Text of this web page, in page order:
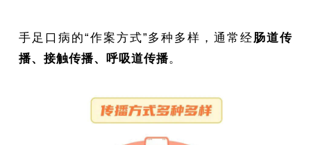
手足口病的“作案方式”多种多样，通常经肠道传
播、接触传播、呼吸道传播。